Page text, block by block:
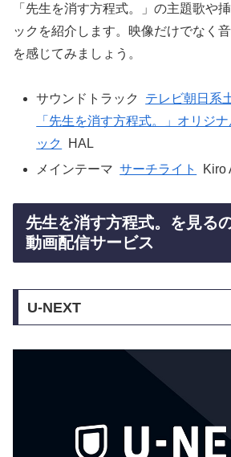
「先生を消す方程式。」の主題歌や
ックを紹介します。映像だけでなく
を感じてみましょう。
サウンドトラック
テレビ朝日系
「先生を消す方程式。」オリジ
ック
HAL
メインテーマ サーチライト Kiro
先生を消す方程式。を見る
動画配信サービス
U-NEXT